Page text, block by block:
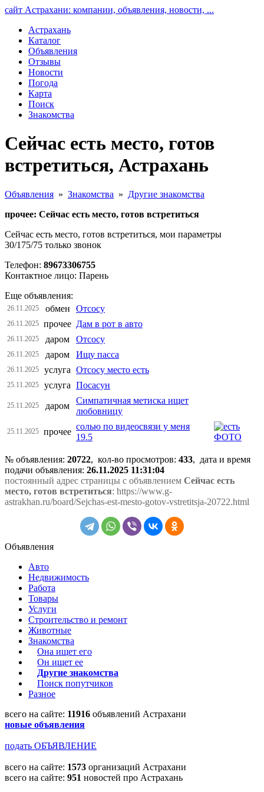
сайт Астрахани: компании, объявления, новости, ...
Астрахань
Каталог
Объявления
Отзывы
Новости
Погода
Карта
Поиск
Знакомства
Сейчас есть место, готов
встретиться, Астрахань
Объявления » Знакомства » Другие знакомства
прочее: Сейчас есть место, готов встретиться
Сейчас есть место, готов встретиться, мои параметры
30/175/75 только звонок
Телефон: 89673306755
Контактное лицо: Парень
Еще объявления:
26.11.2025 обмен Отсосу
26.11.2025 прочее Дам в рот в авто
26.11.2025 даром Отсосу
26.11.2025 даром Ищу пасса
26.11.2025 услуга Отсосу место есть
25.11.2025 услуга Посасун
25.11.2025 даром
Симпатичная метиска ищет
любовницу
25.11.2025 прочее
солью по видеосвязи у меня
19.5
№ объявления: 20722, кол-во просмотров: 433, дата и время
подачи объявления: 26.11.2025 11:31:04
постоянный адрес страницы с объявлением Сейчас есть
место, готов встретиться: https://www.g-
astrakhan.ru/board/Sejchas-est-mesto-gotov-vstretitsja-20722.html
Объявления
Авто
Недвижимость
Работа
Товары
Услуги
Строительство и ремонт
Животные
Знакомства
Она ищет его
Он ищет ее
Другие знакомства
Поиск попутчиков
Разное
всего на сайте: 11916 объявлений Астрахани
новые объявления
подать ОБЪЯВЛЕНИЕ
всего на сайте: 1573 организаций Астрахани
всего на сайте: 951 новостей про Астрахань